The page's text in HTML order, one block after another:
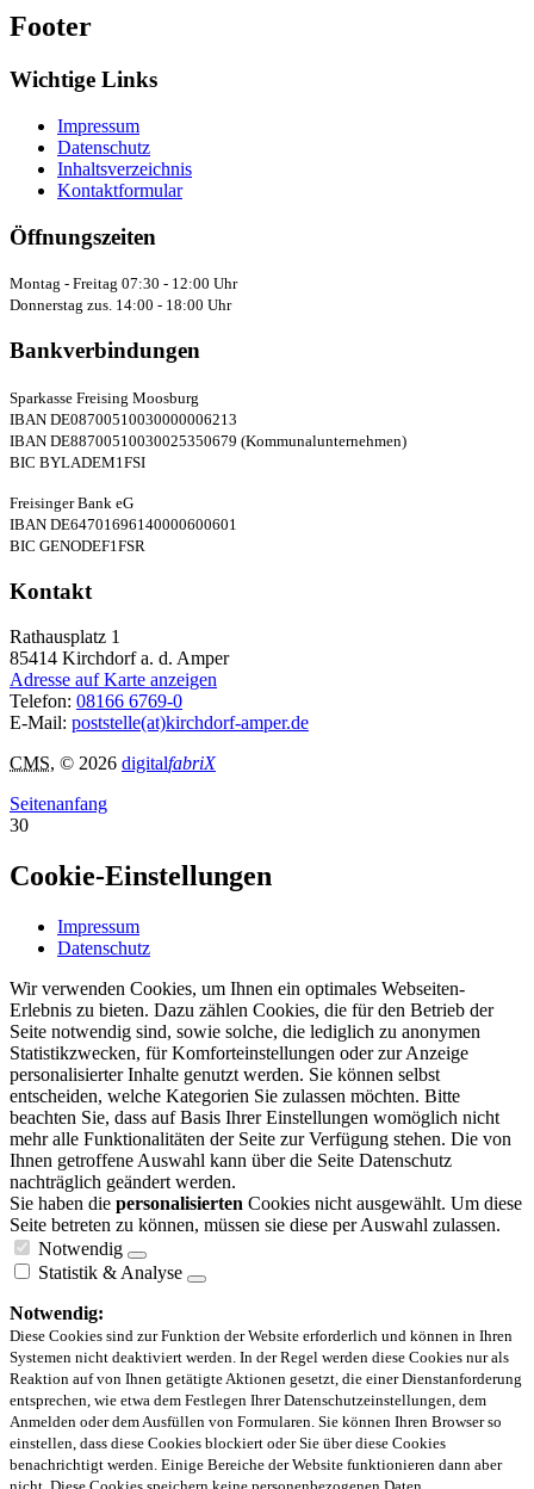
Footer
Wichtige Links
Impressum
Datenschutz
Inhaltsverzeichnis
Kontaktformular
Öffnungszeiten
Montag - Freitag 07:30 - 12:00 Uhr
Donnerstag zus. 14:00 - 18:00 Uhr
Bankverbindungen
Sparkasse Freising Moosburg
IBAN DE08700510030000006213
IBAN DE88700510030025350679 (Kommunalunternehmen)
BIC BYLADEM1FSI
Freisinger Bank eG
IBAN DE64701696140000600601
BIC GENODEF1FSR
Kontakt
Rathausplatz 1
85414 Kirchdorf a. d. Amper
Adresse auf Karte anzeigen
Telefon: 08166 6769-0
E-Mail: poststelle(at)kirchdorf-amper.de
CMS, © 2026 digitalfabriX
Seitenanfang
30
Cookie-Einstellungen
Impressum
Datenschutz
Wir verwenden Cookies, um Ihnen ein optimales Webseiten-
Erlebnis zu bieten. Dazu zählen Cookies, die für den Betrieb der
Seite notwendig sind, sowie solche, die lediglich zu anonymen
Statistikzwecken, für Komforteinstellungen oder zur Anzeige
personalisierter Inhalte genutzt werden. Sie können selbst
entscheiden, welche Kategorien Sie zulassen möchten. Bitte
beachten Sie, dass auf Basis Ihrer Einstellungen womöglich nicht
mehr alle Funktionalitäten der Seite zur Verfügung stehen. Die von
Ihnen getroffene Auswahl kann über die Seite Datenschutz
nachträglich geändert werden.
Sie haben die personalisierten Cookies nicht ausgewählt. Um diese
Seite betreten zu können, müssen sie diese per Auswahl zulassen.
Notwendig
Statistik & Analyse
Notwendig:
Diese Cookies sind zur Funktion der Website erforderlich und können in Ihren
Systemen nicht deaktiviert werden. In der Regel werden diese Cookies nur als
Reaktion auf von Ihnen getätigte Aktionen gesetzt, die einer Dienstanforderung
entsprechen, wie etwa dem Festlegen Ihrer Datenschutzeinstellungen, dem
Anmelden oder dem Ausfüllen von Formularen. Sie können Ihren Browser so
einstellen, dass diese Cookies blockiert oder Sie über diese Cookies
benachrichtigt werden. Einige Bereiche der Website funktionieren dann aber